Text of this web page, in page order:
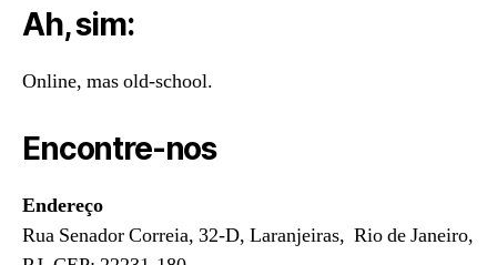
Ah, sim:
Online, mas old-school.
Encontre-nos
Endereço
Rua Senador Correia, 32-D, Laranjeiras, Rio de Janeiro,